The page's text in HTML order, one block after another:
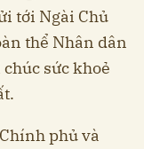
tới Ngài Chủ
thể Nhân dân
sức khoẻ
phủ và